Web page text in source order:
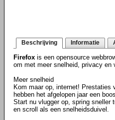
Beschrijving Informatie
Firefox is een opensource
om met meer snelheid, privacy en
Meer snelheid
Kom maar op, internet! Prestaties
hebben het afgelopen jaar een
Start nu vlugger op, spring sneller
en scroll als een snelheidsduivel.